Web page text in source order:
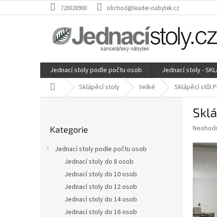
na
720028900 obchod@leader-nabytek.cz
Jednací stoly podle počtu osob Jednací stoly -
Domů Sklápěcí stoly Velké Sklápěcí stůl
kategorie
Kategorie
Jednací stoly podle počtu osob
Jednací stoly do 8 osob
Jednací stoly do 10 osob
Jednací stoly do 12 osob
Jednací stoly do 14 osob
Jednací stoly do 16 osob
0,0
z